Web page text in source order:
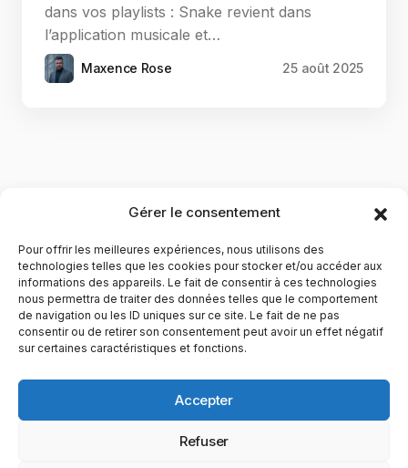
Gérer le consentement
Pour offrir les meilleures expériences, nous utilisons des
technologies telles que les cookies pour stocker et/ou accéder aux
informations des appareils. Le fait de consentir à ces technologies
nous permettra de traiter des données telles que le comportement
de navigation ou les ID uniques sur ce site. Le fait de ne pas
consentir ou de retirer son consentement peut avoir un effet négatif
sur certaines caractéristiques et fonctions.
Accepter
Refuser
dans vos playlists : Snake revient dans
l’application musicale et…
Maxence Rose 25 août 2025
YubiGeek est un média français dédié aux nouvelles
technologies, à la culture geek et au numérique. Fondé par
du web, du gaming et de la science, avec une approche